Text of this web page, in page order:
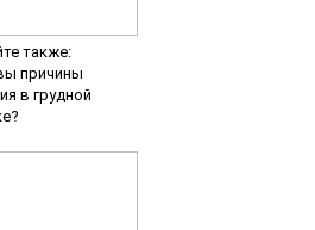
также:
причины
в грудной